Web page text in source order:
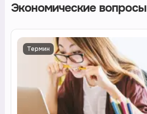
Экономические вопросы
Термин